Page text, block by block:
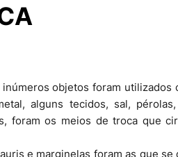
objetos foram utilizados
alguns tecidos, sal,
foram os meios de troca que
e marginelas foram as que se